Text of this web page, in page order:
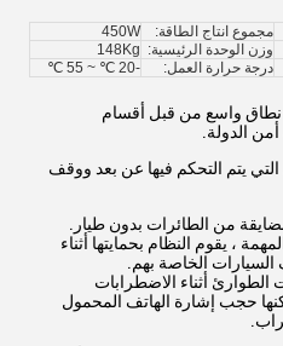
مجموع انتاج الطاقة:
450W
وزن الوحدة الرئيسية: 148Kg
درجة حرارة العمل:
-20 ℃ ~ 55 ℃
واسع من قبل أقسام
الدولة.
التي يتم التحكم فيها عن بعد ووقف
من الطائرات بدون طيار.
، يقوم النظام بحمايتها أثناء
الخاصة بهم.
الطوارئ أثناء الاضطرابات
حجب إشارة الهاتف المحمول